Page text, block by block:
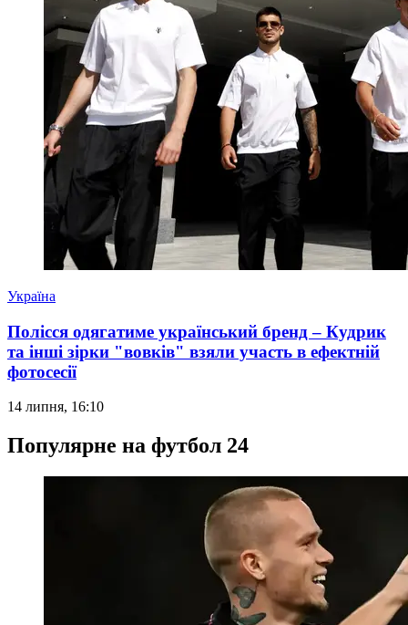
Україна
Полісся одягатиме український бренд – Кудрик
та інші зірки "вовків" взяли участь в ефектній
фотосесії
14 липня, 16:10
Популярне на футбол 24